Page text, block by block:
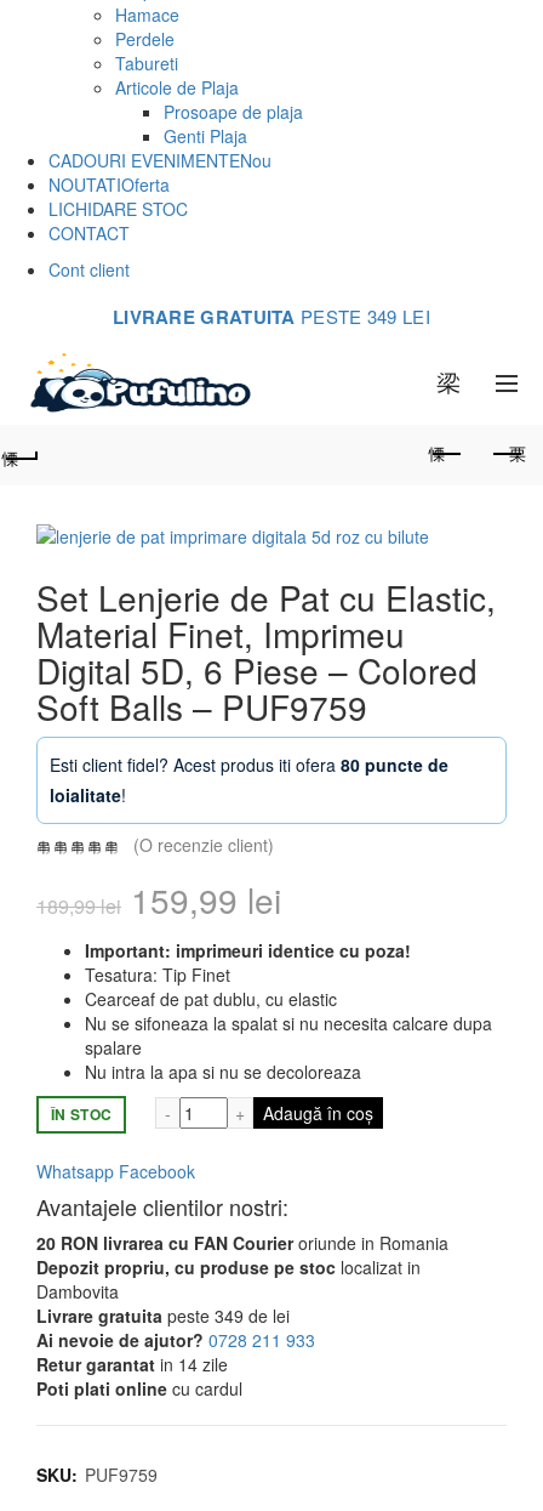
Hamace
Perdele
Tabureti
Articole de Plaja
Prosoape de plaja
Genti Plaja
CADOURI EVENIMENTENou
NOUTATIOferta
LICHIDARE STOC
CONTACT
Cont client
LIVRARE GRATUITA PESTE 349 LEI
Set Lenjerie de Pat cu Elastic,
Material Finet, Imprimeu
Digital 5D, 6 Piese – Colored
Soft Balls – PUF9759
Esti client fidel? Acest produs iti ofera 80 puncte de
loialitate!
(O recenzie client)
189,99lei Prețul
inițial
a
fost:
189,99 lei.
159,99 lei
curent
este:
159,99 lei.
Important: imprimeuri identice cu poza!
Tesatura: Tip Finet
Cearceaf de pat dublu, cu elastic
Nu se sifoneaza la spalat si nu necesita calcare dupa
spalare
Nu intra la apa si nu se decoloreaza
ÎN STOC Cantitate Set Lenjerie de Pat cu
Adaugă în coș
Whatsapp Facebook
Avantajele clientilor nostri:
20 RON livrarea cu FAN Courieroriunde in Romania
Depozit propriu, cu produse pe stoc localizat in
Dambovita
Livrare gratuita peste 349 de lei
Ai nevoie de ajutor? 0728 211 933
Retur garantat in 14 zile
Poti plati online cu cardul
SKU: PUF9759